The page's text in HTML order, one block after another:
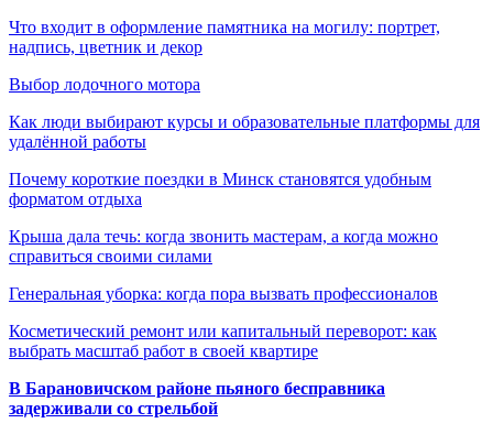
Что входит в оформление памятника на могилу: портрет,
надпись, цветник и декор
Выбор лодочного мотора
Как люди выбирают курсы и образовательные платформы для
удалённой работы
Почему короткие поездки в Минск становятся удобным
форматом отдыха
Крыша дала течь: когда звонить мастерам, а когда можно
справиться своими силами
Генеральная уборка: когда пора вызвать профессионалов
Косметический ремонт или капитальный переворот: как
выбрать масштаб работ в своей квартире
В Барановичском районе пьяного бесправника
задерживали со стрельбой